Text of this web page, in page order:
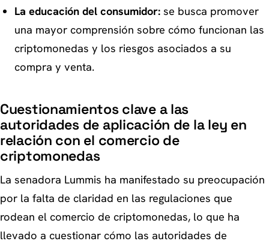
La educación del consumidor:se busca promover
una mayor comprensión sobre cómo funcionan las
criptomonedas y los riesgos asociados a su
compra y venta.
Cuestionamientos clave a las
autoridades de aplicación de la ley en
relación con el comercio de
criptomonedas
La senadora Lummis ha manifestado su preocupación
por la falta de claridad en las regulaciones que
rodean el comercio de criptomonedas, lo que ha
llevado a cuestionar cómo las autoridades de